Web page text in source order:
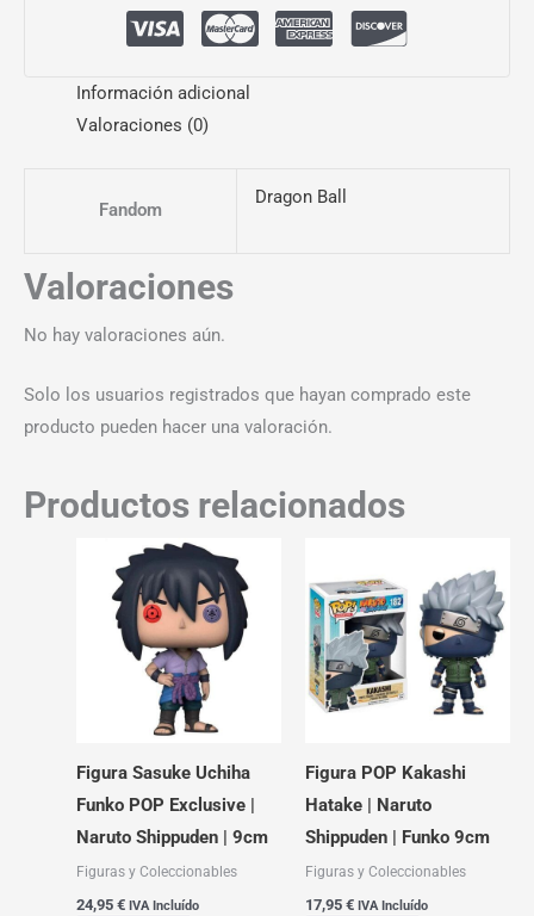
Información adicional
Valoraciones (0)
Fandom
Dragon Ball
Valoraciones
No hay valoraciones aún.
Solo los usuarios registrados que hayan comprado este
producto pueden hacer una valoración.
Productos relacionados
Figura Sasuke Uchiha
Funko POP Exclusive |
Naruto Shippuden | 9cm
Figuras y Coleccionables
24,95 € IVA Incluído
Figura POP Kakashi
Hatake | Naruto
Shippuden | Funko 9cm
Figuras y Coleccionables
17,95 € IVA Incluído